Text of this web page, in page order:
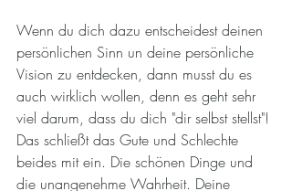
Wenn du dich dazu entscheidest deinen
persönlichen Sinn un deine persönliche
Vision zu entdecken, dann musst du es
auch wirklich wollen, denn es geht sehr
viel darum, dass du dich "dir selbst stellst"!
Das schließt das Gute und Schlechte
beides mit ein. Die schönen Dinge und
die unangenehme Wahrheit. Deine